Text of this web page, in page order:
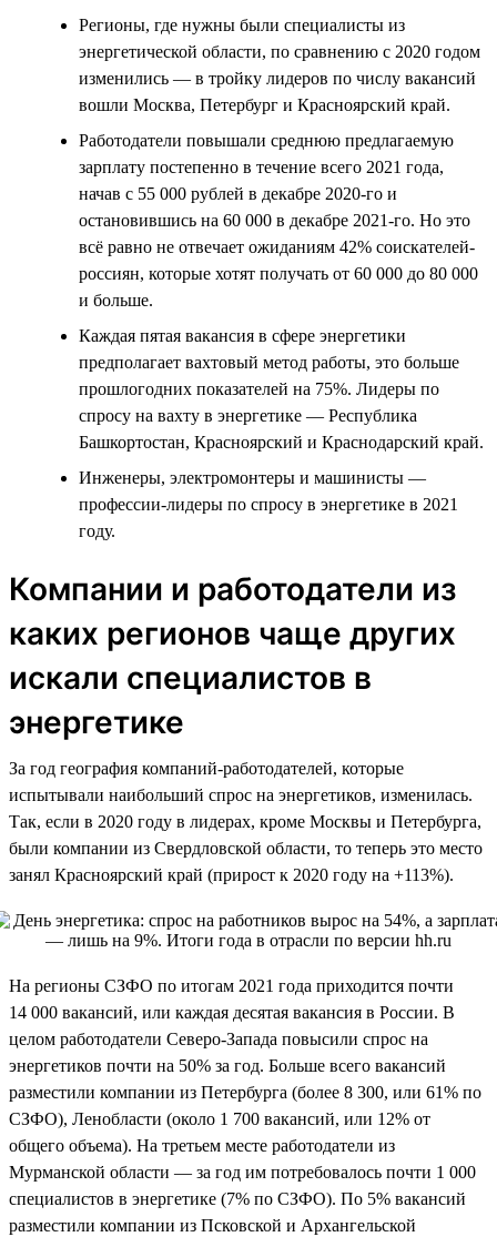
Регионы, где нужны были специалисты из
энергетической области, по сравнению с 2020 годом
изменились — в тройку лидеров по числу вакансий
вошли Москва, Петербург и Красноярский край.
Работодатели повышали среднюю предлагаемую
зарплату постепенно в течение всего 2021 года,
начав с 55 000 рублей в декабре 2020-го и
остановившись на 60 000 в декабре 2021-го. Но это
всё равно не отвечает ожиданиям 42% соискателей-
россиян, которые хотят получать от 60 000 до 80 000
и больше.
Каждая пятая вакансия в сфере энергетики
предполагает вахтовый метод работы, это больше
прошлогодних показателей на 75%. Лидеры по
спросу на вахту в энергетике — Республика
Башкортостан, Красноярский и Краснодарский край.
Инженеры, электромонтеры и машинисты —
профессии-лидеры по спросу в энергетике в 2021
году.
Компании и работодатели из
каких регионов чаще других
искали специалистов в
энергетике
За год география компаний-работодателей, которые
испытывали наибольший спрос на энергетиков, изменилась.
Так, если в 2020 году в лидерах, кроме Москвы и Петербурга,
были компании из Свердловской области, то теперь это место
занял Красноярский край (прирост к 2020 году на +113%).
На регионы СЗФО по итогам 2021 года приходится почти
14 000 вакансий, или каждая десятая вакансия в России. В
целом работодатели Северо-Запада повысили спрос на
энергетиков почти на 50% за год. Больше всего вакансий
разместили компании из Петербурга (более 8 300, или 61% по
СЗФО), Ленобласти (около 1 700 вакансий, или 12% от
общего объема). На третьем месте работодатели из
Мурманской области — за год им потребовалось почти 1 000
специалистов в энергетике (7% по СЗФО). По 5% вакансий
разместили компании из Псковской и Архангельской